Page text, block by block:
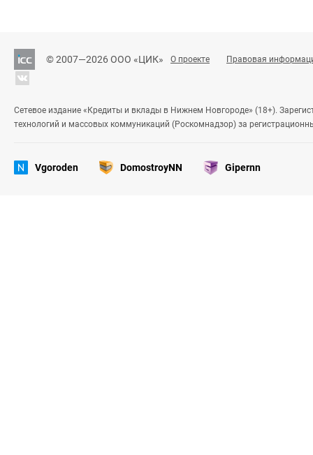
© 2007—2026 ООО «ЦИК» О проекте Правовая
Сетевое издание «Кредиты и вклады в Нижнем Новгороде» (18+).
технологий и массовых коммуникаций (Роскомнадзор) за
Vgoroden DomostroyNN Gipernn